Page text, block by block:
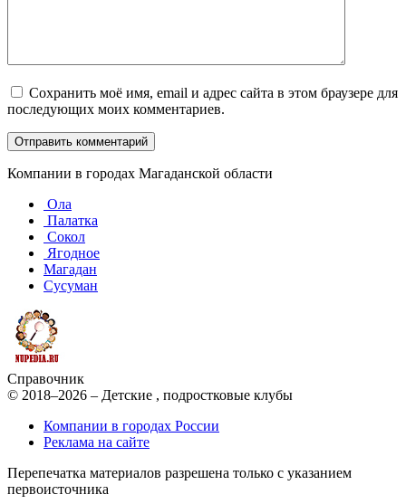
Сохранить моё имя, email и адрес сайта в этом браузере для
последующих моих комментариев.
Компании в городах Магаданской области
Ола
Палатка
Сокол
Ягодное
Магадан
Сусуман
Справочник
© 2018–2026 – Детские , подростковые клубы
Компании в городах России
Реклама на сайте
Перепечатка материалов разрешена только с указанием
первоисточника